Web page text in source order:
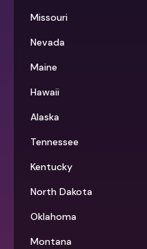
Missouri
Nevada
Maine
Hawaii
Alaska
Tennessee
Kentucky
North Dakota
Oklahoma
Montana